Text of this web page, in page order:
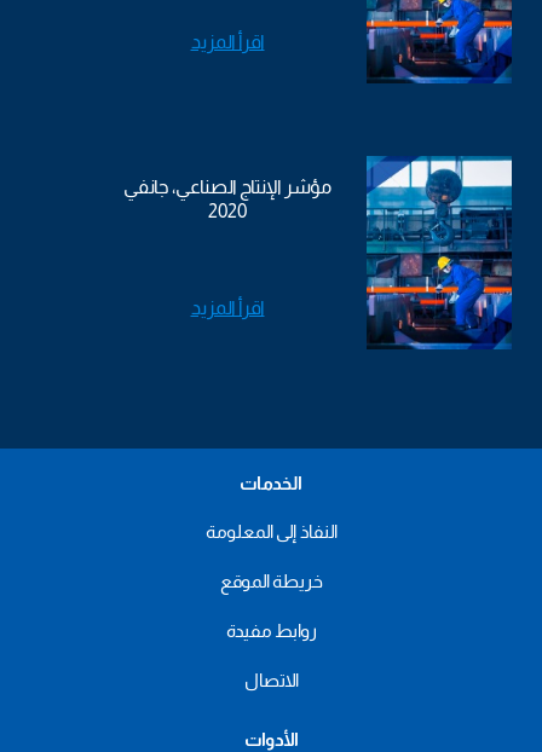
اقرأ المزيد
مؤشر الإنتاج الصناعي، جانفي
2020
اقرأ المزيد
الخدمات
النفاذ إلى المعلومة
خريطة الموقع
روابط مفيدة
الاتصال
الأدوات